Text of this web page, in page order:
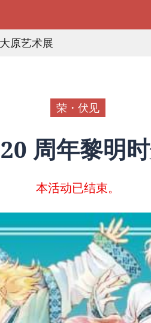
原艺术展
荣・伏见
周年黎明
本活动已结束。